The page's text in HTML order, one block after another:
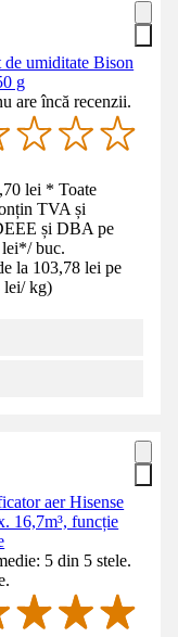
de umiditate Bison
g
are încă recenzii.
lei * Toate
TVA și
și DBA pe
*/ buc.
la 103,78 lei pe
lei/ kg)
aer Hisense
16,7m³, funcție
5 din 5 stele.